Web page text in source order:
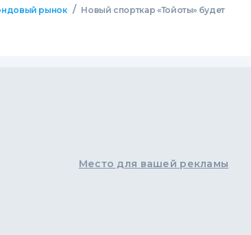
рынок / Новый спорткар «Тойоты» будет
Место для вашей рекламы